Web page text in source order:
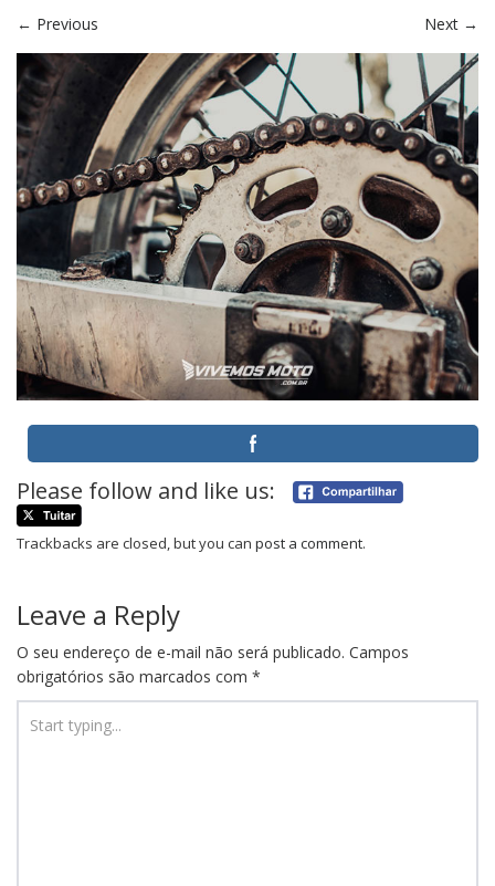
← Previous Next →
Please follow and like us:
Trackbacks are closed, but you can post a comment.
Leave a Reply
O seu endereço de e-mail não será publicado. Campos
obrigatórios são marcados com *